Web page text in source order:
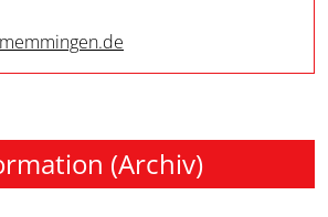
memmingen.de
(Archiv)